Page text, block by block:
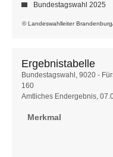
© Landeswahlleiter
Bundestagswahl 2025
Ergebnistabelle
Ergebnistabelle
Bundestagswahl, 9020 -
160
Amtliches Endergebnis,
Merkmal